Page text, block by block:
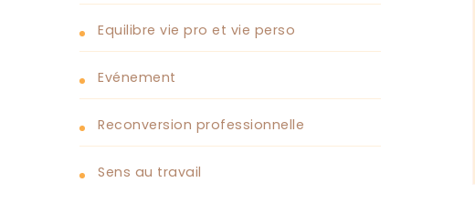
Equilibre vie pro et vie perso
Evénement
Reconversion professionnelle
Sens au travail